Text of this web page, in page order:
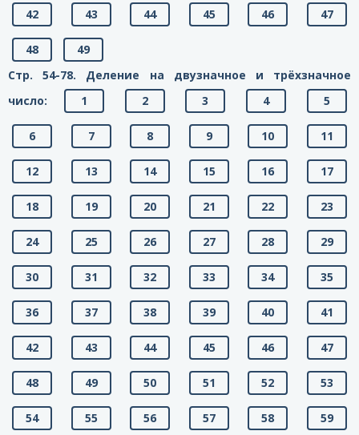
42 43 44 45 46 47
48
49
Стр. 54-78. Деление на двузначное и трёхзначное
число:
1 2 3 4 5
6 7 8 9 10 11
12 13 14 15 16 17
18 19 20 21 22 23
24 25 26 27 28 29
30 31 32 33 34 35
36 37 38 39 40 41
42 43 44 45 46 47
48 49 50 51 52 53
54 55 56 57 58 59